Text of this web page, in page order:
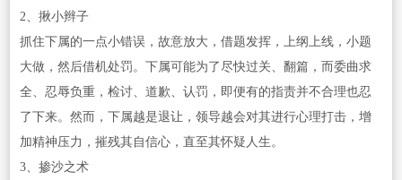
2、揪小辫子
抓住下属的一点小错误，故意放大，借题发挥，上纲上线，小题
大做，然后借机处罚。下属可能为了尽快过关、翻篇，而委曲求
全、忍辱负重，检讨、道歉、认罚，即便有的指责并不合理也忍
了下来。然而，下属越是退让，领导越会对其进行心理打击，增
加精神压力，摧残其自信心，直至其怀疑人生。
3、掺沙之术